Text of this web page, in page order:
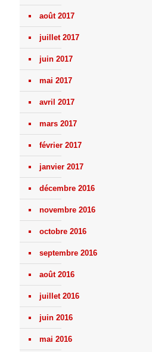
août 2017
juillet 2017
juin 2017
mai 2017
avril 2017
mars 2017
février 2017
janvier 2017
décembre 2016
novembre 2016
octobre 2016
septembre 2016
août 2016
juillet 2016
juin 2016
mai 2016